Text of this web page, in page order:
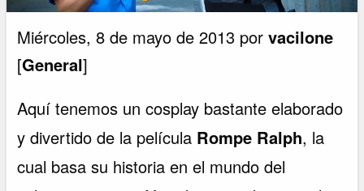
Miércoles, 8 de mayo de 2013 porvacilone
[General]
Aquí tenemos un cosplay bastante elaborado
y divertido de la película Rompe Ralph, la
cual basa su historia en el mundo del